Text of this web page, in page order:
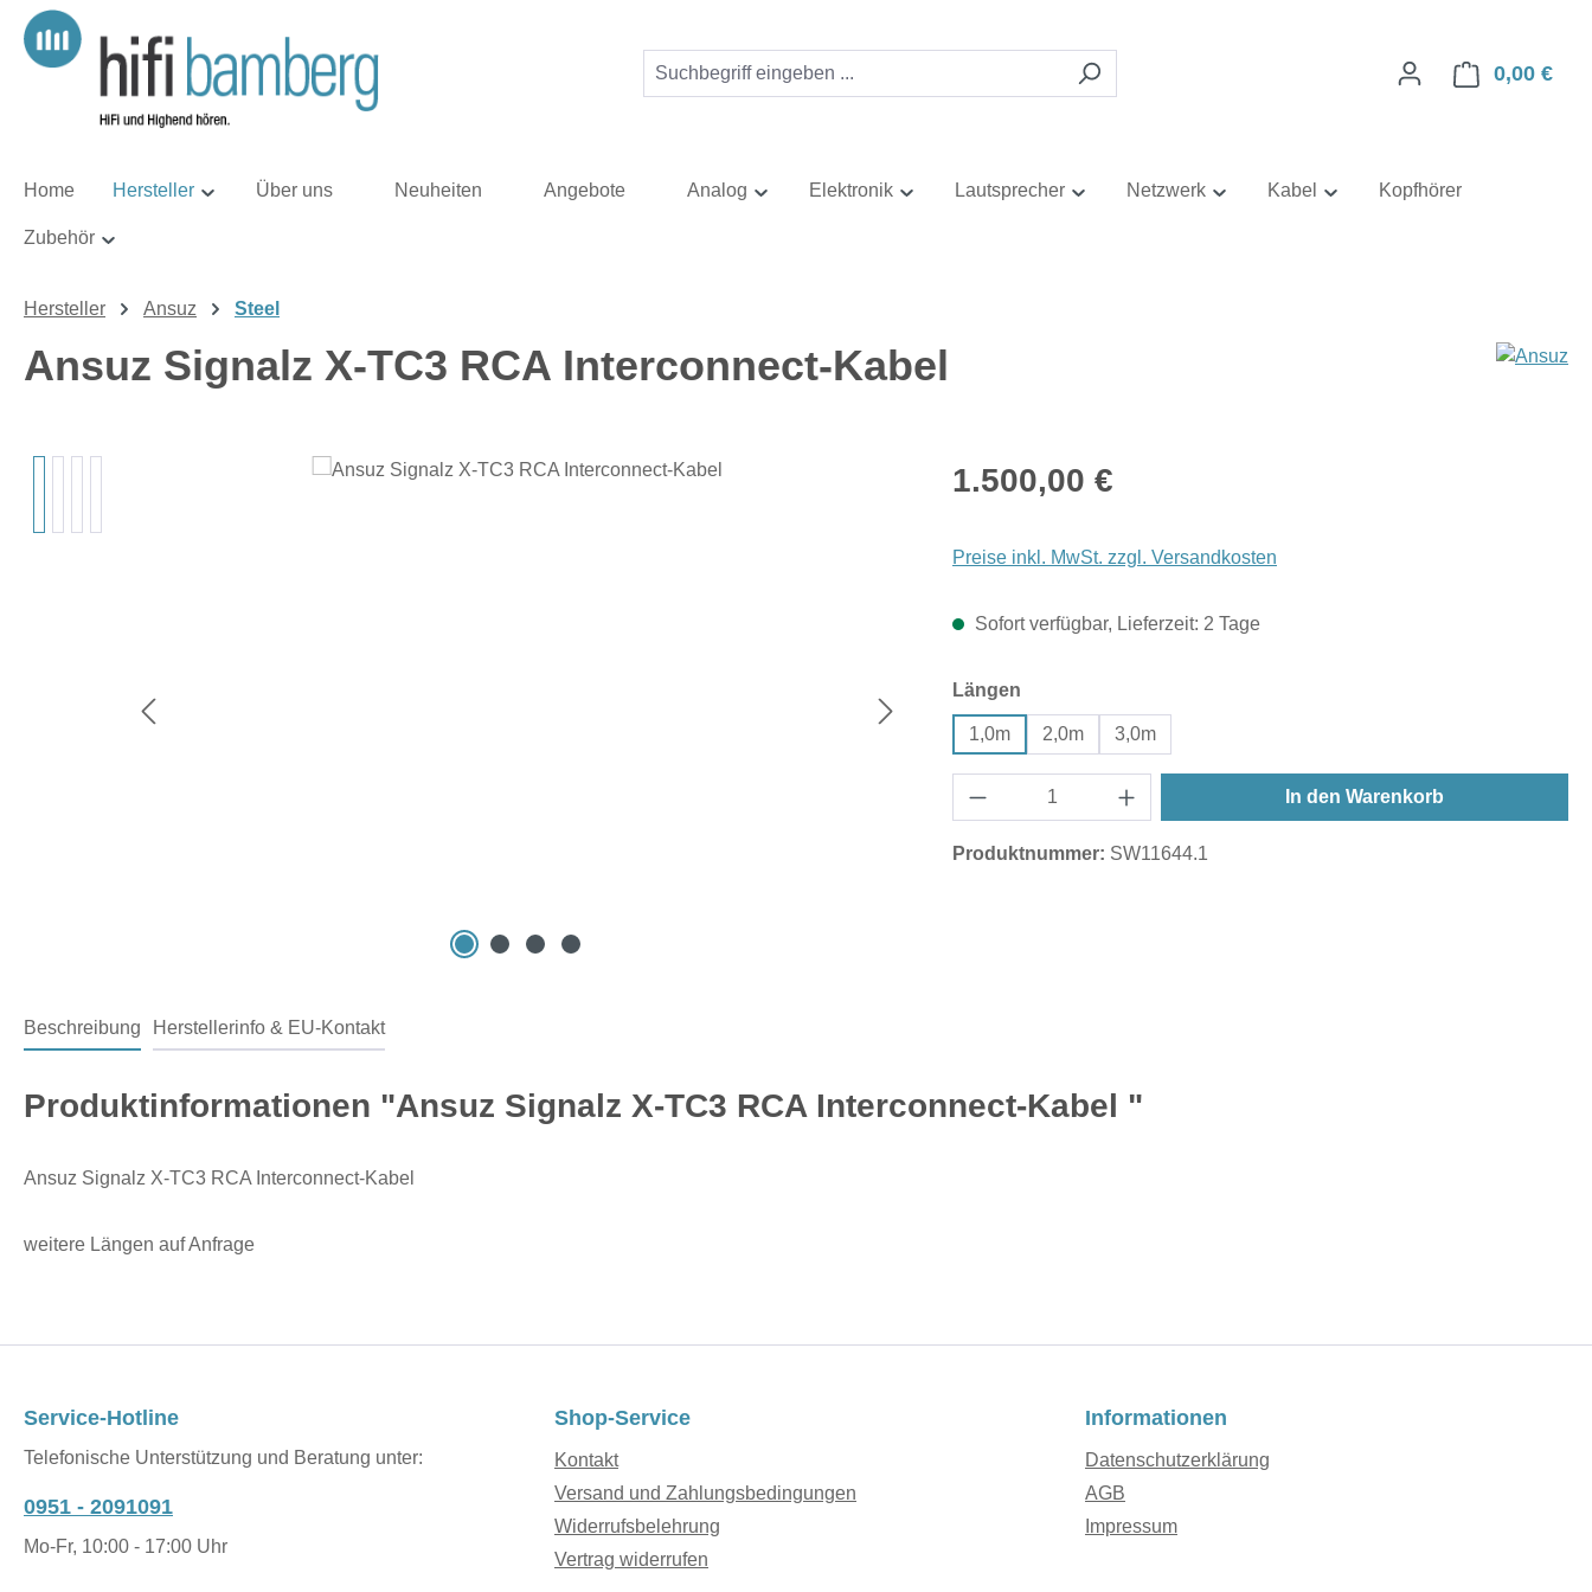
Hauptinhalt springen
Zur Suche springen
Zur Hauptnavigation springen
0,00 €
Home Hersteller Über uns Neuheiten Angebote Analog Elektronik Lautsprecher Netzwerk Kabel Kopfhörer
Zubehör
Hersteller Ansuz Steel
Ansuz Signalz X-TC3 RCA Interconnect-Kabel
Regulärer Preis:
1.500,00 €
Preise inkl. MwSt. zzgl. Versandkosten
Sofort verfügbar, Lieferzeit: 2 Tage
Längen
1,0m 2,0m 3,0m
In den Warenkorb
Produktnummer: SW11644.1
Beschreibung Herstellerinfo & EU-Kontakt
Produktinformationen "Ansuz Signalz X-TC3 RCA Interconnect-Kabel "
Ansuz Signalz X-TC3 RCA Interconnect-Kabel
weitere Längen auf Anfrage
Service-Hotline
Telefonische Unterstützung und Beratung unter:
0951 - 2091091
Mo-Fr, 10:00 - 17:00 Uhr
Shop-Service
Kontakt
Versand und Zahlungsbedingungen
Widerrufsbelehrung
Vertrag widerrufen
Informationen
Datenschutzerklärung
AGB
Impressum